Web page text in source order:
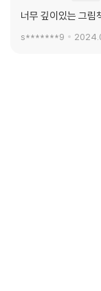
너무 깊이있는 그림
s*******9